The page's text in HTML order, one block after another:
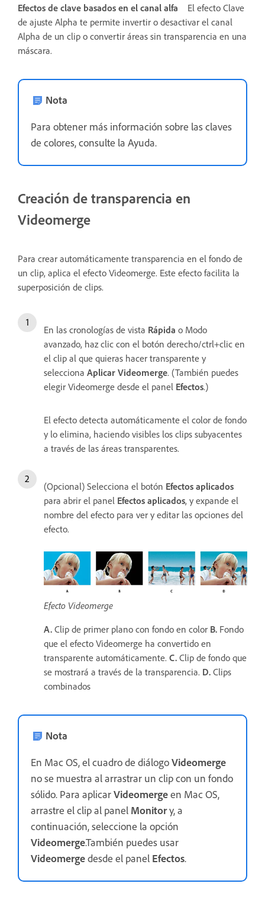
Efectos de clave basados en el canal alfa
El efecto Clave
de ajuste Alpha te permite invertir o desactivar el canal
Alpha de un clip o convertir áreas sin transparencia en una
máscara.
Nota
Para obtener más información sobre las claves
de colores, consulte la Ayuda.
Creación de transparencia en
Videomerge
Para crear automáticamente transparencia en el fondo de
un clip, aplica el efecto Videomerge. Este efecto facilita la
superposición de clips.
En las cronologías de vista Rápida o Modo
avanzado, haz clic con el botón derecho/ctrl+clic en
el clip al que quieras hacer transparente y
selecciona Aplicar Videomerge. (También puedes
elegir Videomerge desde el panel Efectos.)
El efecto detecta automáticamente el color de fondo
y lo elimina, haciendo visibles los clips subyacentes
a través de las áreas transparentes.
(Opcional) Selecciona el botón Efectos aplicados
para abrir el panel Efectos aplicados, y expande el
nombre del efecto para ver y editar las opciones del
efecto.
Efecto Videomerge
A. Clip de primer plano con fondo en color B. Fondo
que el efecto Videomerge ha convertido en
transparente automáticamente. C. Clip de fondo que
se mostrará a través de la transparencia. D. Clips
combinados
Nota
En Mac OS, el cuadro de diálogoVideomerge
no se muestra al arrastrar un clip con un fondo
sólido. Para aplicarVideomergeen Mac OS,
arrastre el clip al panel Monitory, a
continuación, seleccione la opción
Videomerge.También puedes usar
Videomergedesde el panel Efectos.